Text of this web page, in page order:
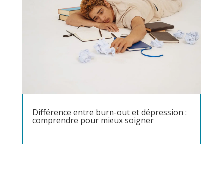
Différence entre burn-out et dépression :
comprendre pour mieux soigner